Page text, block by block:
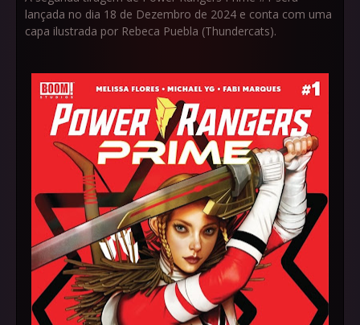
lançada no dia 18 de Dezembro de 2024 e conta com uma
capa ilustrada por Rebeca Puebla (Thundercats).